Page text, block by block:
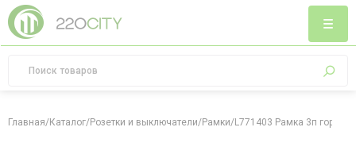
Главная/Каталог/Розетки и выключатели/Рамки/L771403 Рамка 3п гор